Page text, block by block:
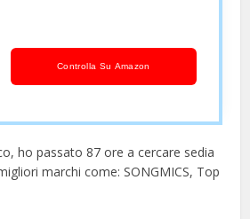
Nero
Controlla Su Amazon
ho passato 87 ore a cercare sedia
marchi come: SONGMICS, Top